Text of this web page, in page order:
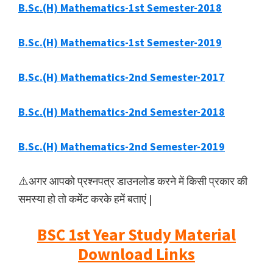
B.Sc.(H) Mathematics-1st Semester-2018
B.Sc.(H) Mathematics-1st Semester-2019
B.Sc.(H) Mathematics-2nd Semester-2017
B.Sc.(H) Mathematics-2nd Semester-2018
B.Sc.(H) Mathematics-2nd Semester-2019
⚠️अगर आपको प्रश्नपत्र डाउनलोड करने में किसी प्रकार की
समस्या हो तो कमेंट करके हमें बताएं |
BSC 1st Year Study Material
Download Links